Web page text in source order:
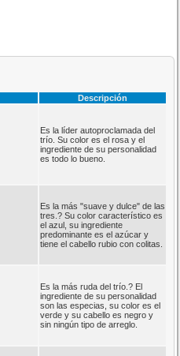
Descripción
Es la líder autoproclamada del
trío. Su color es el rosa y el
ingrediente de su personalidad
es todo lo bueno.
Es la más "suave y dulce" de las
tres.? Su color característico es
el azul, su ingrediente
predominante es el azúcar y
tiene el cabello rubio con colitas.
Es la más ruda del trío.? El
ingrediente de su personalidad
son las especias, su color es el
verde y su cabello es negro y
sin ningún tipo de arreglo.